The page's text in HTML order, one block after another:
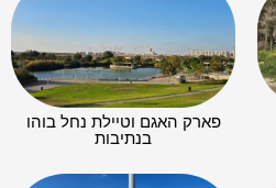
פארק האגם וטיילת נחל בוהו
בנתיבות